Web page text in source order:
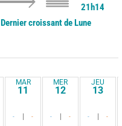
21h14
Dernier croissant de Lune
MAR
11
- -
MER
12
- -
JEU
13
- -